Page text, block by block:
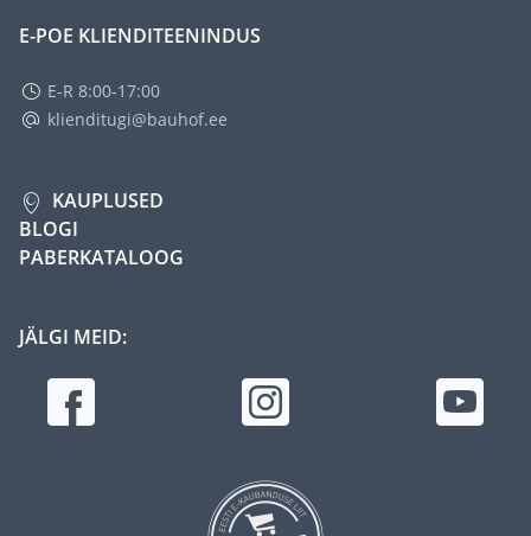
E-POE KLIENDITEENINDUS
E-R 8:00-17:00
klienditugi@bauhof.ee
KAUPLUSED
BLOGI
PABERKATALOOG
JÄLGI MEID: